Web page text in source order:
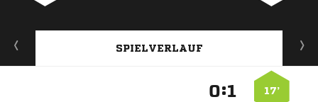
SPIELVERLAUF
17’
: